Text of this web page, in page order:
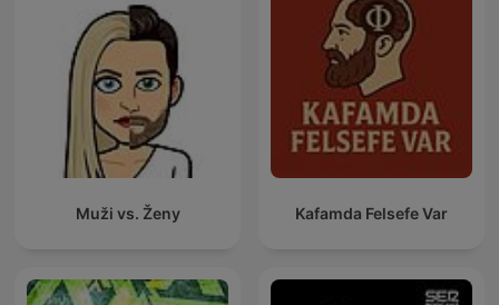
Muži vs. Ženy Kafamda Felsefe Var